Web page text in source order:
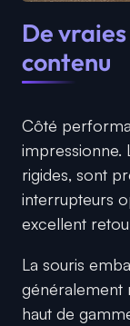
De
contenu
Côté
impressionne.
rigides, sont
interrupteurs
excellent
La souris
généralement
haut de